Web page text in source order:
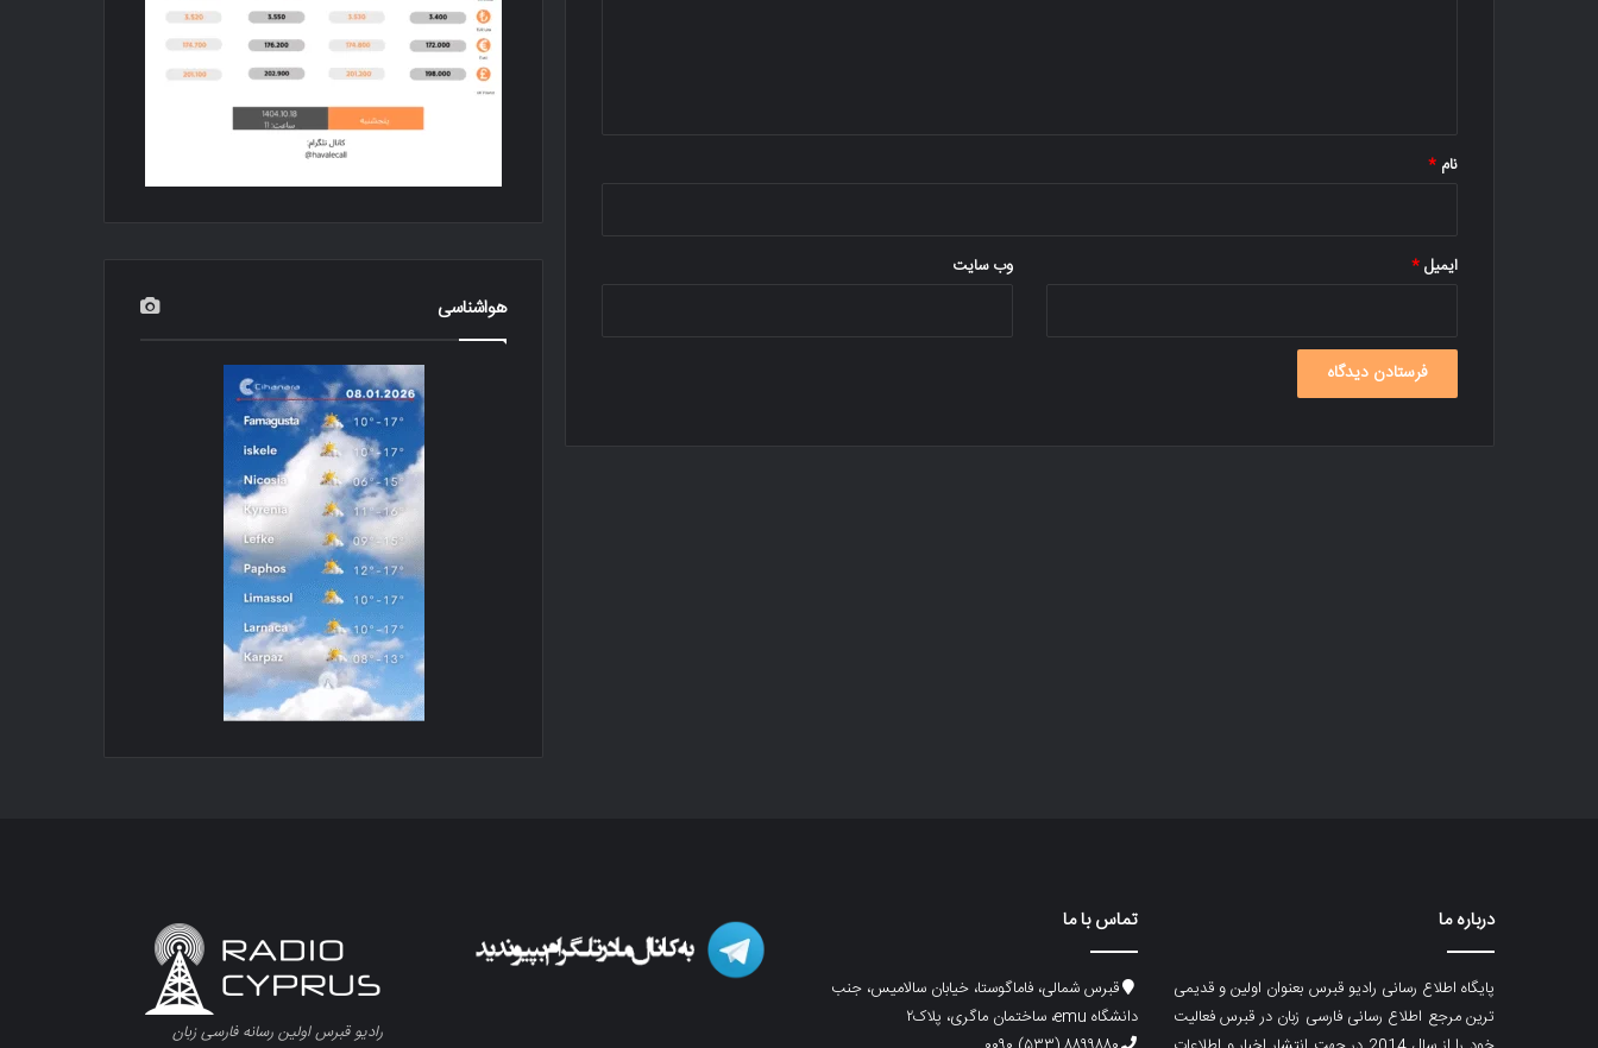
نام *
ایمیل* وب‌ سایت
هواشناسی
درباره ما
پایگاه اطلاع رسانی رادیو قبرس بعنوان اولین و قدیمی
ترین مرجع اطلاع رسانی فارسی زبان در قبرس فعالیت
تماس با ما
قبرس شمالی، فاماگوستا، خیابان سالامیس، جنب
دانشگاه emu، ساختمان ماگری، پلاک۲
رادیو قبرس اولین رسانه فارسی زبان